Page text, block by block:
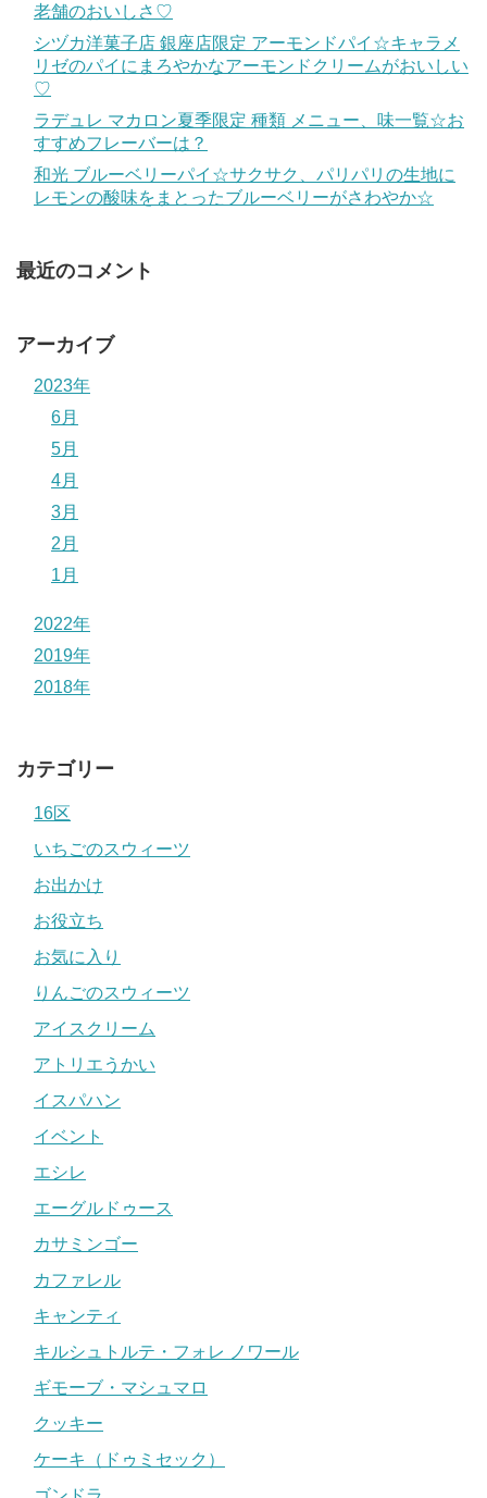
老舗のおいしさ♡
シヅカ洋菓子店 銀座店限定 アーモンドパイ☆キャラメ
リゼのパイにまろやかなアーモンドクリームがおいしい
♡
ラデュレ マカロン夏季限定 種類 メニュー、味一覧☆お
すすめフレーバーは？
和光 ブルーベリーパイ☆サクサク、パリパリの生地に
レモンの酸味をまとったブルーベリーがさわやか☆
最近のコメント
アーカイブ
2023年
6月
5月
4月
3月
2月
1月
2022年
2019年
2018年
カテゴリー
16区
いちごのスウィーツ
お出かけ
お役立ち
お気に入り
りんごのスウィーツ
アイスクリーム
アトリエうかい
イスパハン
イベント
エシレ
エーグルドゥース
カサミンゴー
カファレル
キャンティ
キルシュトルテ・フォレ ノワール
ギモーブ・マシュマロ
クッキー
ケーキ（ドゥミセック）